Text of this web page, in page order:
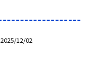
2025/12/02